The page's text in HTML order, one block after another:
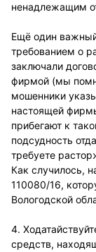
ненадлежащим
Ещё один
требованием о
заключали
фирмой (мы
мошенники
настоящей
прибегают к
подсудность
требуете
Как случилось,
110080/16,
Вологодской
4.
средств,